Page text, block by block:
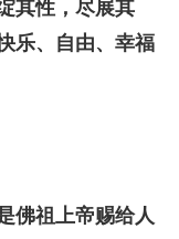
其性，尽展其
乐、自由、幸福
祖上帝赐给人